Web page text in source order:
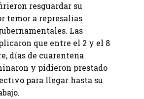
resguardar su
temor a represalias
Las
que entre el 2 y el 8
días de cuarentena
y pidieron prestado
para llegar hasta su